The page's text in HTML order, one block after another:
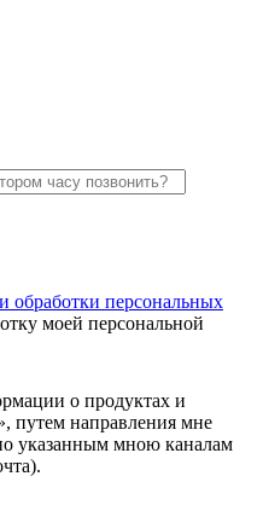
обработки персональных
моей персональной
о продуктах и
путем направления мне
указанным мною каналам